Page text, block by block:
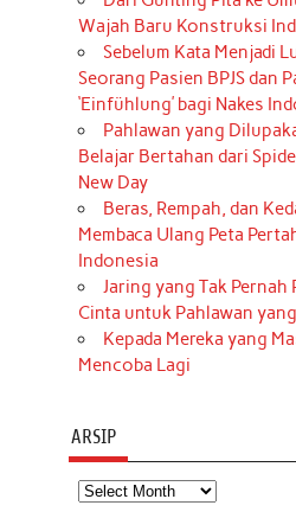
Wajah Baru Konstruksi
Sebelum Kata Menjadi
Seorang Pasien BPJS dan
‘Einfühlung’ bagi Nakes
Pahlawan yang
Belajar Bertahan dari
New Day
Beras, Rempah, dan
Membaca Ulang Peta
Indonesia
Jaring yang Tak Pernah
Cinta untuk Pahlawan
Kepada Mereka yang
Mencoba Lagi
ARSIP
Arsip